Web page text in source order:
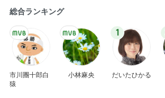
総合ランキング
市川團十郎白
猿
小林麻央
1
だいたひかる